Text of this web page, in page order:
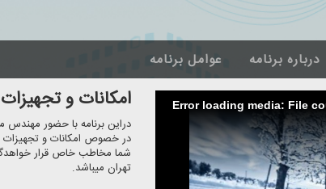
درباره برنامه عوامل برنامه
Error loading media: File امكانات و
دراین برنامه با حضور مهندس
در خصوص امكانات و تجهیزات
شما مخاطب خاص قرار
تهران میباشد.